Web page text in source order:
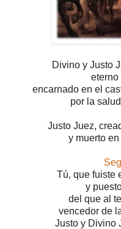
Divino y Justo
eterno
encarnado en el
por la
Justo Juez,
y muerto
Tú, que fuiste
y
del que al
vencedor de
Justo y Divino